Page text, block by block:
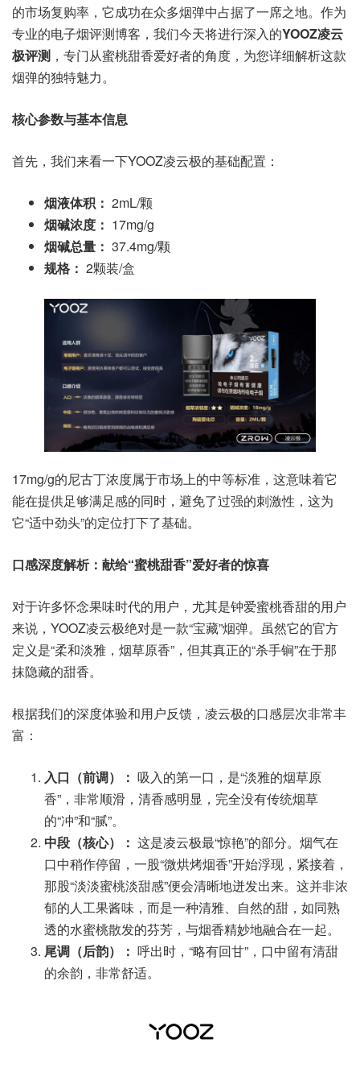
的市场复购率，它成功在众多烟弹中占据了一席之地。作为
专业的电子烟评测博客，我们今天将进行深入的YOOZ凌云
极评测 ，专门从蜜桃甜香爱好者的角度，为您详细解析这款
烟弹的独特魅力。
核心参数与基本信息
首先，我们来看一下YOOZ凌云极的基础配置：
烟液体积： 2mL/颗
烟碱浓度： 17mg/g
烟碱总量： 37.4mg/颗
规格： 2颗装/盒
17mg/g的尼古丁浓度属于市场上的中等标准，这意味着它
能在提供足够满足感的同时，避免了过强的刺激性，这为
它“适中劲头”的定位打下了基础。
口感深度解析：献给“蜜桃甜香”爱好者的惊喜
对于许多怀念果味时代的用户，尤其是钟爱蜜桃香甜的用户
来说，YOOZ凌云极绝对是一款“宝藏”烟弹。虽然它的官方
定义是“柔和淡雅，烟草原香”，但其真正的“杀手锏”在于那
抹隐藏的甜香。
根据我们的深度体验和用户反馈，凌云极的口感层次非常丰
富：
入口（前调）： 吸入的第一口，是“淡雅的烟草原
香”，非常顺滑，清香感明显，完全没有传统烟草
的“冲”和“腻”。
中段（核心）： 这是凌云极最“惊艳”的部分。烟气在
口中稍作停留，一股“微烘烤烟香”开始浮现，紧接着，
那股“淡淡蜜桃淡甜感”便会清晰地迸发出来。这并非浓
郁的人工果酱味，而是一种清雅、自然的甜，如同熟
透的水蜜桃散发的芬芳，与烟香精妙地融合在一起。
尾调（后韵）： 呼出时，“略有回甘”，口中留有清甜
的余韵，非常舒适。